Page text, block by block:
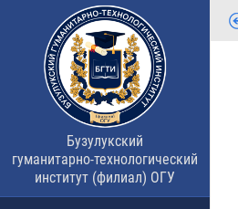
Бузулукский
гуманитарно-технологический
институт (филиал) ОГУ